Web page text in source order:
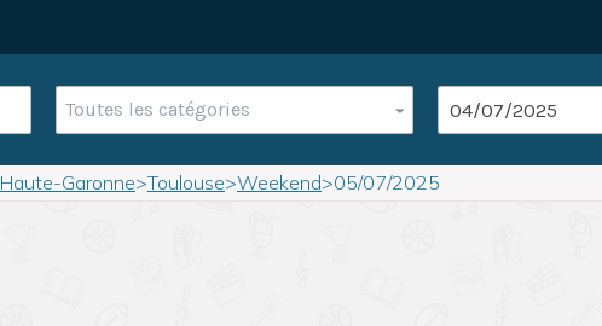
Toutes les catégories
Haute-Garonne>Toulouse>Weekend>05/07/2025